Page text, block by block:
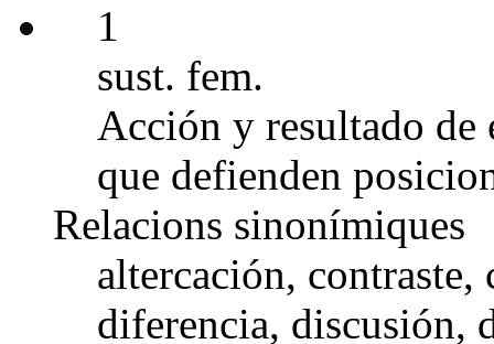
1
sust. fem.
Acción y resultado de
que defienden
Relacions sinonímiques
altercación, contraste,
diferencia, discusión,